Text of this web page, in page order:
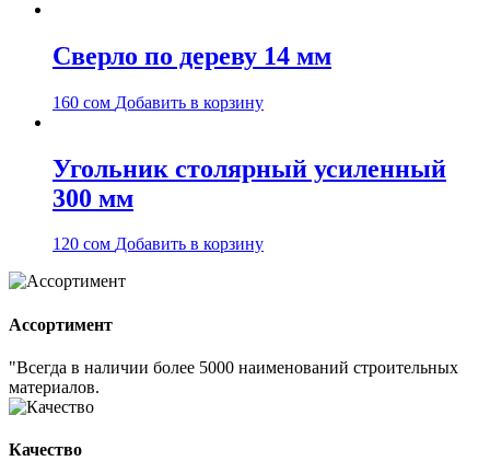
Сверло по дереву 14 мм
160 сом Добавить в корзину
Угольник столярный усиленный
300 мм
120 сом Добавить в корзину
Ассортимент
"Всегда в наличии более 5000 наименований строительных
материалов.
Качество